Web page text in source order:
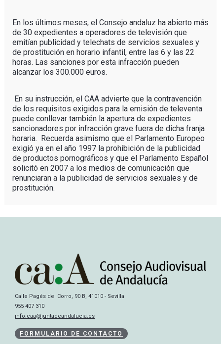
En los últimos meses, el Consejo andaluz ha abierto más
de 30 expedientes a operadores de televisión que
emitían publicidad y telechats de servicios sexuales y
de prostitución en horario infantil, entre las 6 y las 22
horas. Las sanciones por esta infracción pueden
alcanzar los 300.000 euros.
En su instrucción, el CAA advierte que la contravención
de los requisitos exigidos para la emisión de televenta
puede conllevar también la apertura de expedientes
sancionadores por infracción grave fuera de dicha franja
horaria. Recuerda asimismo que el Parlamento Europeo
exigió ya en el año 1997 la prohibición de la publicidad
de productos pornográficos y que el Parlamento Español
solicitó en 2007 a los medios de comunicación que
renunciaran a la publicidad de servicios sexuales y de
prostitución.
Calle Pagés del Corro, 90 B, 41010 - Sevilla
955 407 310
info.caa@juntadeandalucia.es
FORMULARIO DE CONTACTO